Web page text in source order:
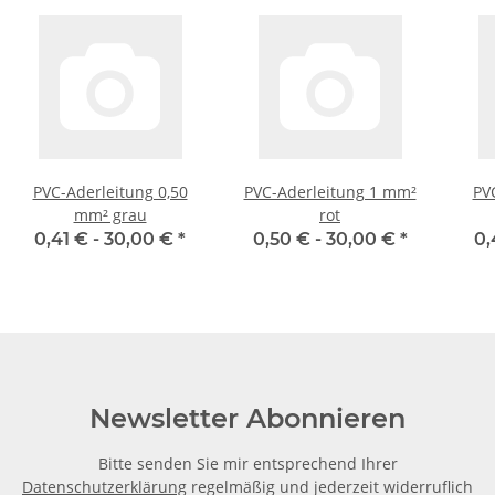
PVC-Aderleitung 0,50
mm² grau
0,41 € - 30,00 € *
PVC-Aderleitung 1 mm²
rot
0,50 € - 30,00 € *
Newsletter Abonnieren
Bitte senden Sie mir entsprechend Ihrer
Datenschutzerklärung regelmäßig und jederzeit widerruflich